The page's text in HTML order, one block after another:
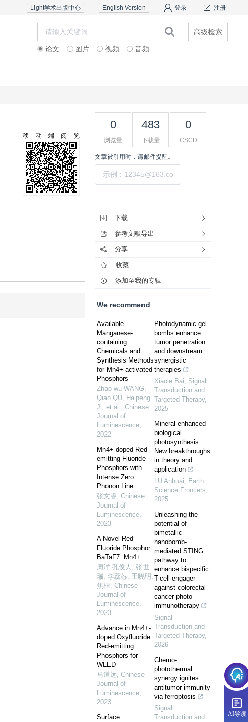
注册
登录
English Version
Light学术出版中心
论文 图片 视频 音频
高级检索
移动端阅览
0
浏览量
483
下载量
0
CSCD
文章被引用时，请邮件提醒。
下载
参考文献导出
分享
收藏
添加至我的专辑
We recommend
Available
Manganese-
containing
Chemicals and
Synthesis Methods
for Mn4+-activated
Phosphors
Zhao-wu WANG,
Qiao QU, Haipeng
Ji, et al., Chinese
Journal of
Luminescence,
2022
Mn4+-doped Red-
emitting Fluoride
Phosphors with
Intense Zero
Phonon Line
张文睿, Chinese
Journal of
Luminescence,
2023
A Novel Red
Fluoride Phosphor
BaTaF7: Mn4+
周洋 孔俊人, 张世
瑞, 李蕊芯, 王晓明,
焦桓, Chinese
Journal of
Luminescence,
2023
Advance in Mn4+-
doped Oxyfluoride
Red-emitting
Phosphors for
WLED
马道远, Chinese
Journal of
Luminescence,
2023
Surface
Photodynamic gel-
bombs enhance
tumor penetration
and downstream
synergistic
therapies
Xiaole Bai, Signal
Transduction and
Targeted Therapy,
2025
Mineral-enhanced
biological
photosynthesis:
New breakthroughs
in theory and
application
LU Anhuai, Earth
Science Frontiers,
2025
Unleashing the
potential of
bimetallic
nanobomb-
mediated STING
pathway to
enhance bispecific
T-cell engager
against colorectal
cancer photo-
immunotherapy
Signal
Transduction and
Targeted Therapy,
2026
Chemo-
photothermal
synergy ignites
antitumor immunity
via ferroptosis
Signal
Transduction and
AI导读